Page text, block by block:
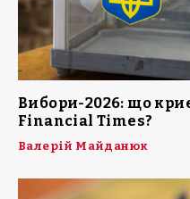
Вибори-2026: що
Financial Times?
Валерій Майданюк